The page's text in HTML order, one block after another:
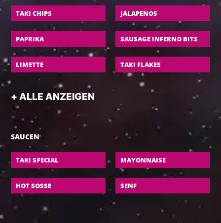
TAKI CHIPS JALAPENOS
PAPRIKA SAUSAGE INFERNO BITS
LIMETTE TAKI FLAKES
CHILIS ROT / GRÜN MOZARELLA FLAKES
+ ALLE ANZEIGEN
SAUCEN
TAKI SPECIAL MAYONNAISE
HOT SOSSE SENF